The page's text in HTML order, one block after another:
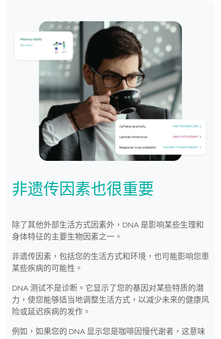
非遗传因素也很重要
除了其他外部生活方式因素外，DNA 是影响某些生理和
身体特征的主要生物因素之一。
非遗传因素，包括您的生活方式和环境，也可能影响您患
某些疾病的可能性。
DNA 测试不是诊断。它显示了您的基因对某些特质的潜
力，使您能够适当地调整生活方式，以减少未来的健康风
险或延迟疾病的发作。
例如，如果您的 DNA 显示您是咖啡因慢代谢者，这意味